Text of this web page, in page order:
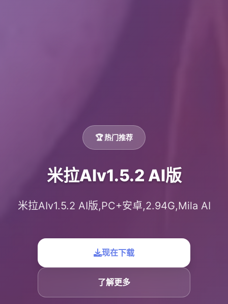
🏆 热门推荐
米拉AIv1.5.2 AI版
米拉AIv1.5.2 AI版,PC+安卓,2.94G,Mila AI
现在下载
了解更多